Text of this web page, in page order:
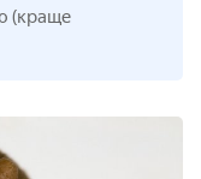
(краще